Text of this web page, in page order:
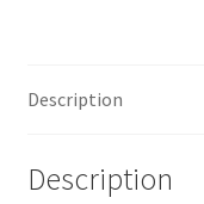
Description
Description